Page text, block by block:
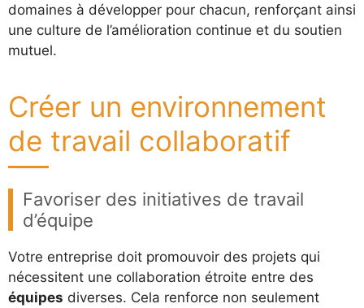
domaines à développer pour chacun, renforçant ainsi
une culture de l’amélioration continue et du soutien
mutuel.
Créer un environnement
de travail collaboratif
Favoriser des initiatives de travail
d’équipe
Votre entreprise doit promouvoir des projets qui
nécessitent une collaboration étroite entre des
équipes diverses. Cela renforce non seulement